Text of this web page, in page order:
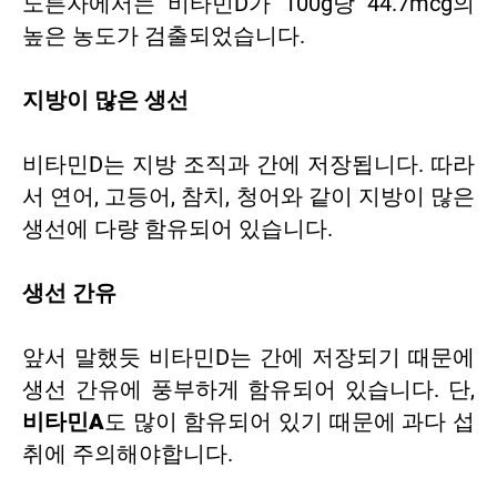
높은 농도가 검출되었습니다.
지방이 많은 생선
비타민D는 지방 조직과 간에 저장됩니다. 따라
서 연어, 고등어, 참치, 청어와 같이 지방이 많은
생선에 다량 함유되어 있습니다.
생선 간유
앞서 말했듯 비타민D는 간에 저장되기 때문에
생선 간유에 풍부하게 함유되어 있습니다. 단,
비타민A도 많이 함유되어 있기 때문에 과다 섭
취에 주의해야합니다.